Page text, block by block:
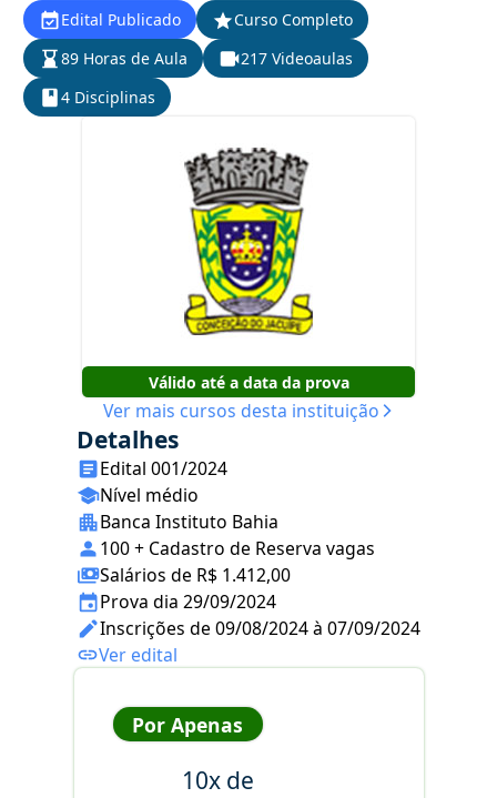
Edital Publicado
Curso Completo
89 Horas de Aula
217 Videoaulas
4 Disciplinas
Válido até a data da prova
Ver mais cursos desta instituição
Detalhes
Edital 001/2024
Nível médio
Banca Instituto Bahia
100 + Cadastro de Reserva vagas
Salários de R$ 1.412,00
Prova dia 29/09/2024
Inscrições de 09/08/2024 à 07/09/2024
Ver edital
Por Apenas
10x de